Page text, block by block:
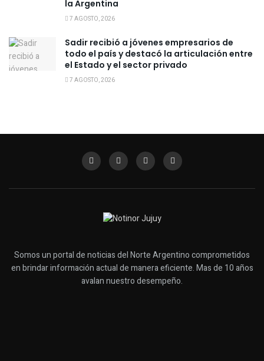
la Argentina
7 AGOSTO, 2026
Sadir recibió a jóvenes empresarios de
todo el país y destacó la articulación entre
el Estado y el sector privado
7 AGOSTO, 2026
Somos un portal de noticias del Norte Argentino comprometidos
en brindar información actual de manera eficiente. Mas de 10 años
avalan nuestro desempeño.